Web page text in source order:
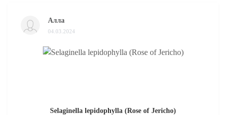
Алла
04.03.2024
Selaginella lepidophylla (Rose of Jericho)